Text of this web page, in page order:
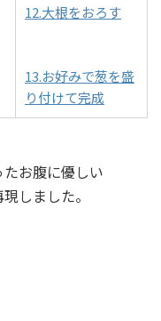
12.大根をおろす
13.お好みで葱を盛
り付けて完成
お腹に優しい
しました。